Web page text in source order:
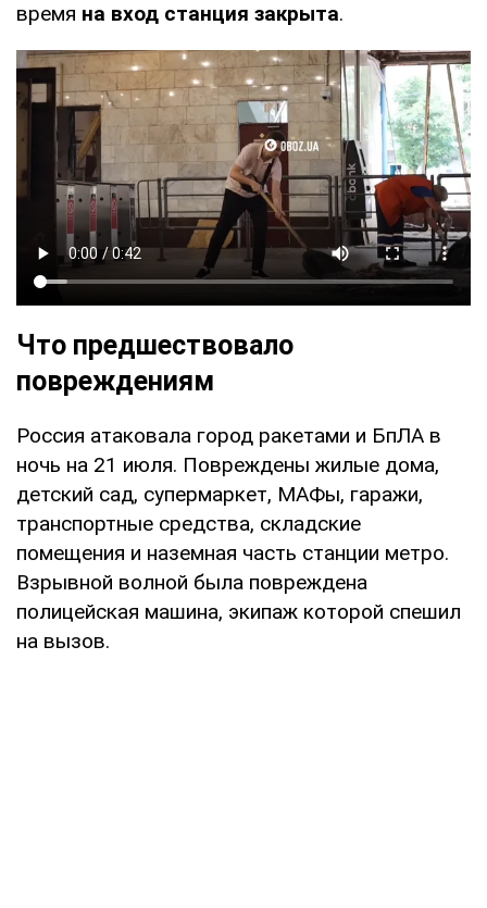
время на вход станция закрыта.
Что предшествовало
повреждениям
Россия атаковала город ракетами и БпЛА в
ночь на 21 июля. Повреждены жилые дома,
детский сад, супермаркет, МАФы, гаражи,
транспортные средства, складские
помещения и наземная часть станции метро.
Взрывной волной была повреждена
полицейская машина, экипаж которой спешил
на вызов.